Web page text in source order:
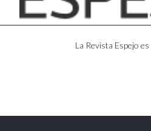
La Revista Espejo